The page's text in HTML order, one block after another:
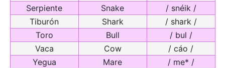
Serpiente
Snake
/ snéik /
Tiburón
Shark
/ shark /
Toro
Bull
/ bul /
Vaca
Cow
/ cáo /
Yegua
Mare / me* /